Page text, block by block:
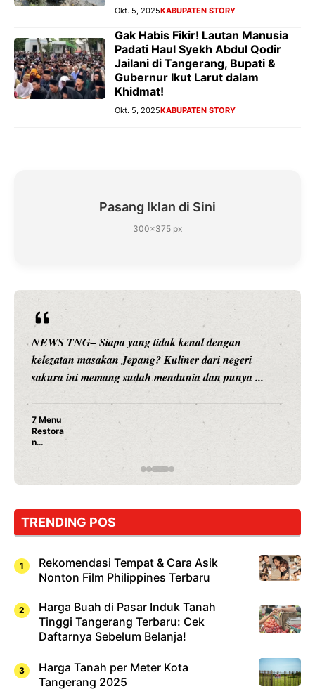
Okt. 5, 2025KABUPATEN STORY
Gak Habis Fikir! Lautan Manusia
Padati Haul Syekh Abdul Qodir
Jailani di Tangerang, Bupati &
Gubernur Ikut Larut dalam
Khidmat!
Okt. 5, 2025KABUPATEN STORY
Pasang Iklan di Sini
300×375 px
NEWS TNG– Siapa yang tidak kenal dengan
kelezatan masakan Jepang? Kuliner dari negeri
sakura ini memang sudah mendunia dan punya ...
7 Menu
Restora
n
Jepang
Dicoba,
Cuma
Sushi!
TRENDING POS
Rekomendasi Tempat & Cara Asik
Nonton Film Philippines Terbaru
Harga Buah di Pasar Induk Tanah
Tinggi Tangerang Terbaru: Cek
Daftarnya Sebelum Belanja!
Harga Tanah per Meter Kota
Tangerang 2025